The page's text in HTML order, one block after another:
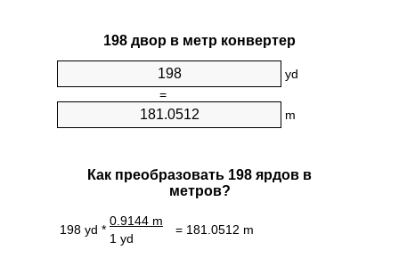
198 двор в метр конвертер
yd
=
m
Как преобразовать 198 ярдов в
метров?
198 yd *
0.9144 m
= 181.0512 m
1 yd